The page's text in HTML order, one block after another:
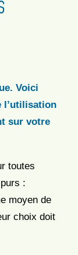
Voici
l’utilisation
sur votre
toutes
:
moyen de
choix doit